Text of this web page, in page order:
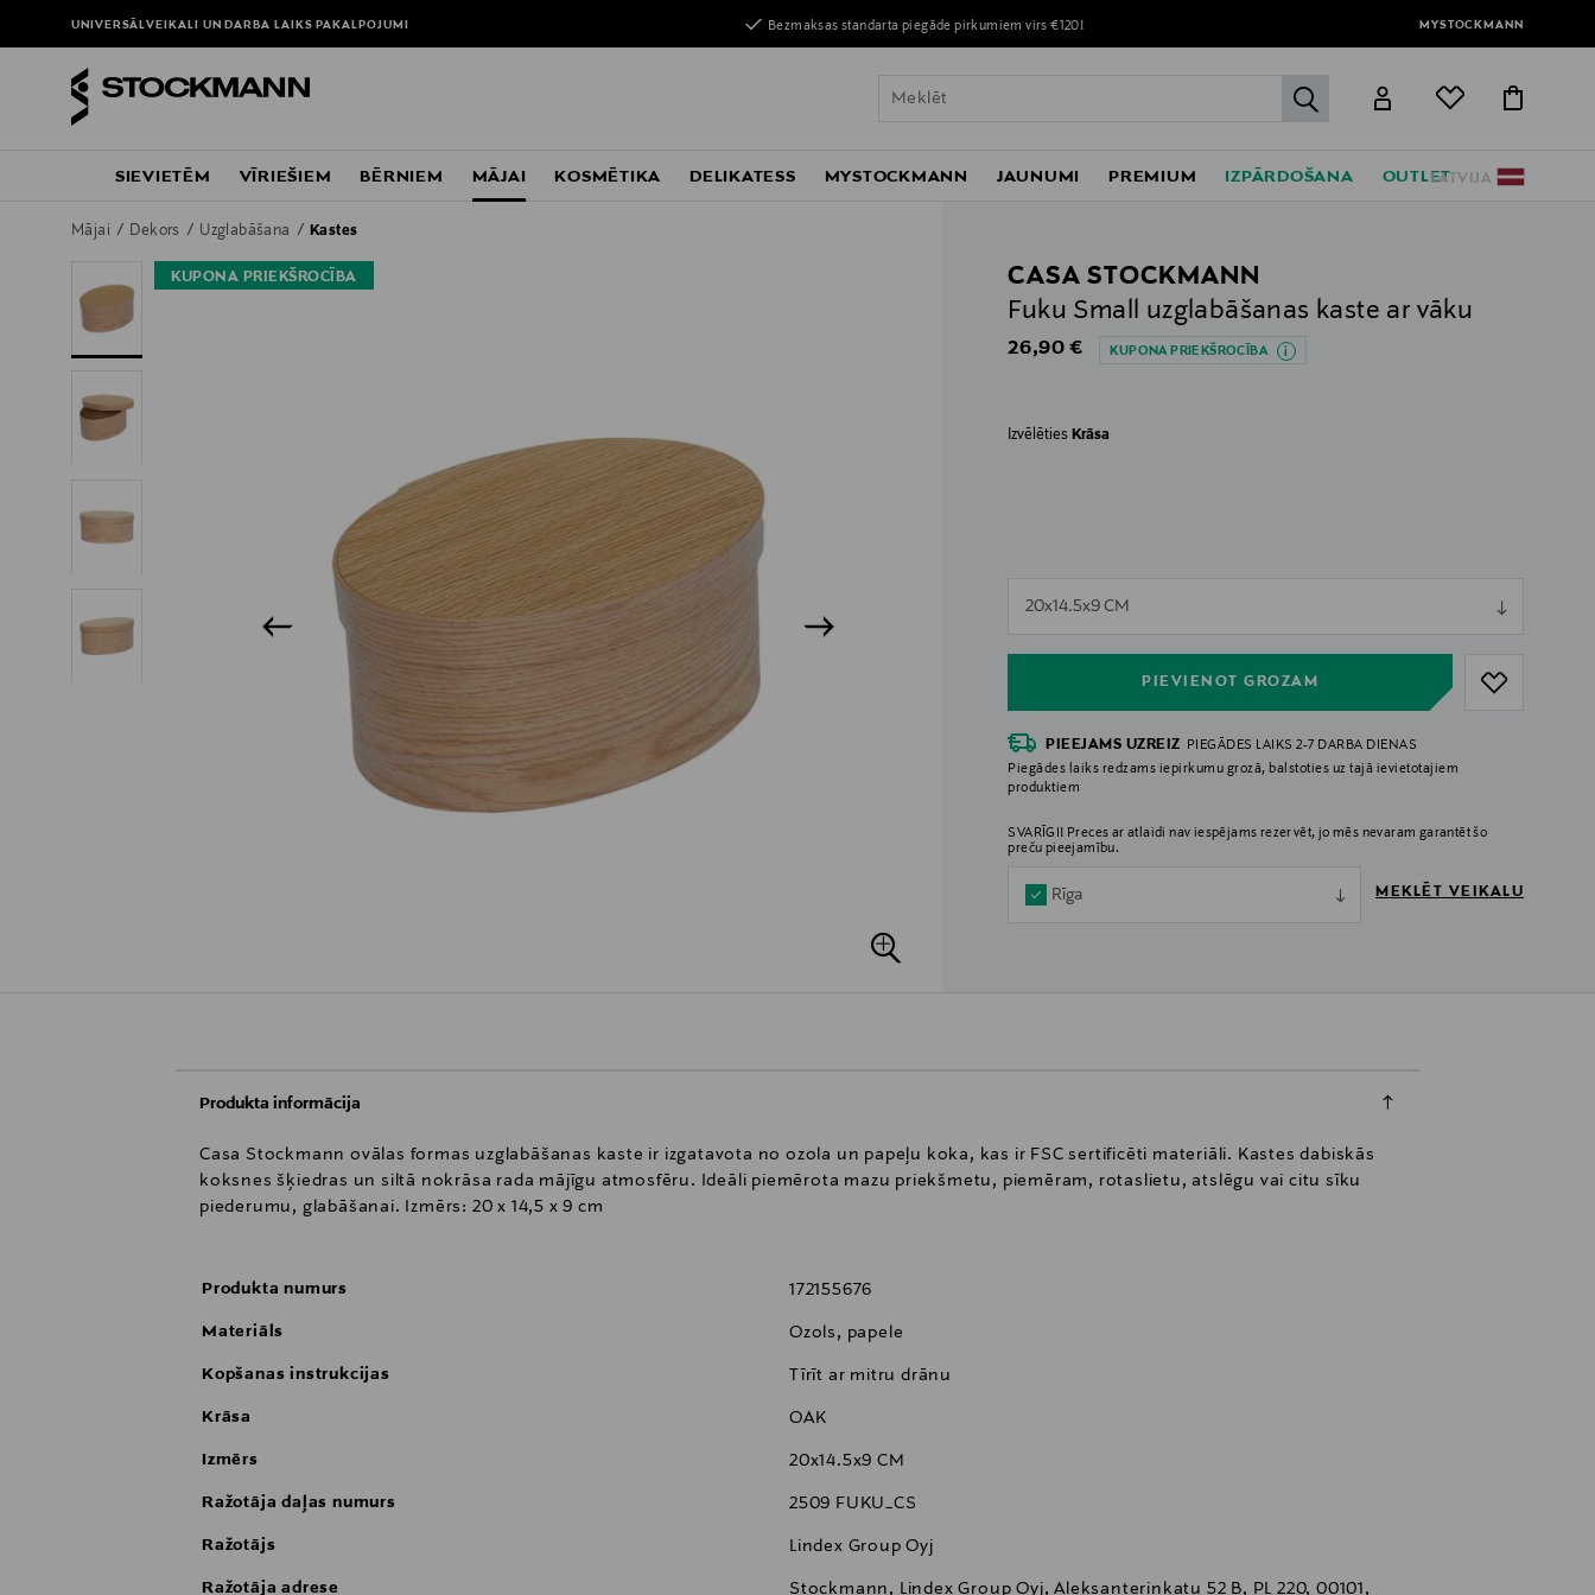
UNIVERSĀLVEIKALI UN DARBA LAIKSPAKALPOJUMI Bezmaksas standarta piegāde pirkumiem virs €120! MYSTOCKMANN
label.header.go
LATVIJA
SIEVIETĒM VĪRIEŠIEM BĒRNIEM MĀJAI KOSMĒTIKA DELIKATESS MYSTOCKMANN JAUNUMI PREMIUM IZPĀRDOŠANA OUTLET
Mājai Dekors Uzglabāšana Kastes
KUPONA PRIEKŠROCĪBA
CASA STOCKMANN
Fuku Small uzglabāšanas kaste ar vāku
Original Price
26,90 € KUPONA PRIEKŠROCĪBA
IzvēlētiesKrāsa
20x14.5x9 CM
PIEVIENOT GROZAM
null
PIEEJAMS UZREIZ PIEGĀDES LAIKS 2-7 DARBA DIENAS
Piegādes laiks redzams iepirkumu grozā, balstoties uz tajā ievietotajiem
produktiem
SVARĪGI! Preces ar atlaidi nav iespējams rezervēt, jo mēs nevaram garantēt šo
preču pieejamību.
Rīga MEKLĒT VEIKALU
Produkta informācija
Casa Stockmann ovālas formas uzglabāšanas kaste ir izgatavota no ozola un papeļu koka, kas ir FSC sertificēti materiāli. Kastes dabiskās
koksnes šķiedras un siltā nokrāsa rada mājīgu atmosfēru. Ideāli piemērota mazu priekšmetu, piemēram, rotaslietu, atslēgu vai citu sīku
piederumu, glabāšanai. Izmērs: 20 x 14,5 x 9 cm
Produkta numurs 172155676
Materiāls Ozols, papele
Kopšanas instrukcijas Tīrīt ar mitru drānu
Krāsa OAK
Izmērs 20x14.5x9 CM
Ražotāja daļas numurs 2509 FUKU_CS
Ražotājs Lindex Group Oyj
Ražotāja adrese
Stockmann, Lindex Group Oyj, Aleksanterinkatu 52 B, PL 220, 00101,